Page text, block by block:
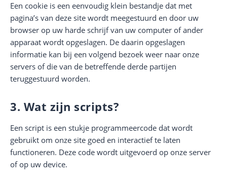
Een cookie is een eenvoudig klein bestandje dat met
pagina’s van deze site wordt meegestuurd en door uw
browser op uw harde schrijf van uw computer of ander
apparaat wordt opgeslagen. De daarin opgeslagen
informatie kan bij een volgend bezoek weer naar onze
servers of die van de betreffende derde partijen
teruggestuurd worden.
3. Wat zijn scripts?
Een script is een stukje programmeercode dat wordt
gebruikt om onze site goed en interactief te laten
functioneren. Deze code wordt uitgevoerd op onze server
of op uw device.